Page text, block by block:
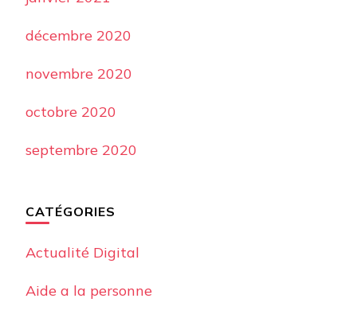
décembre 2020
novembre 2020
octobre 2020
septembre 2020
CATÉGORIES
Actualité Digital
Aide a la personne